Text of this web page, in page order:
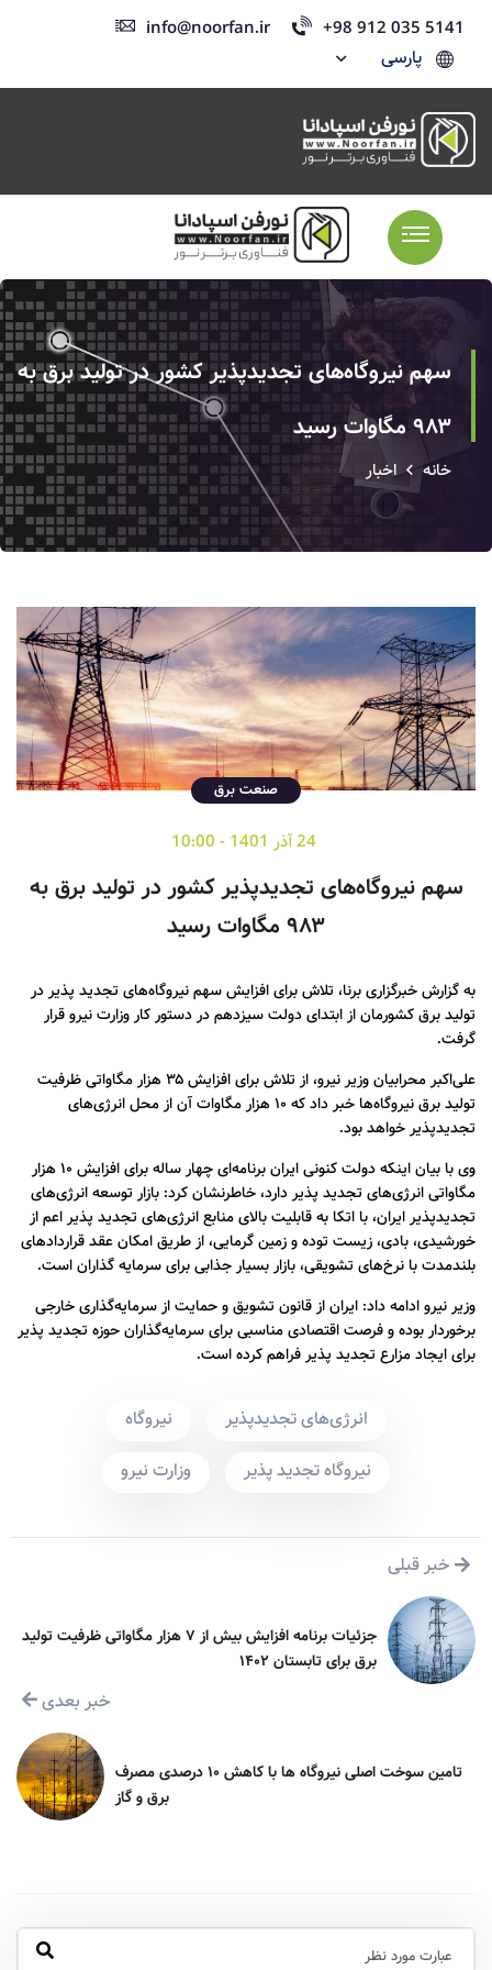
+98 912 035 5141
info@noorfan.ir
پارسی
سهم نیروگاه‌های تجدیدپذیر کشور در تولید برق به
۹۸۳ مگاوات رسید
خانه اخبار
صنعت برق
24 آذر 1401 - 10:00
سهم نیروگاه‌های تجدیدپذیر کشور در تولید برق به
۹۸۳ مگاوات رسید
به گزارش خبرگزاری برنا، تلاش برای افزایش سهم نیروگاه‌های تجدید پذیر در
تولید برق کشورمان از ابتدای دولت سیزدهم در دستور کار وزارت نیرو قرار
گرفت.
علی‌اکبر محرابیان وزیر نیرو، از تلاش برای افزایش ۳۵ هزار مگاواتی ظرفیت
تولید برق نیروگاه‌ها خبر داد که ۱۰ هزار مگاوات آن از محل انرژی‌های
تجدیدپذیر خواهد بود.
وی با بیان اینکه دولت کنونی ایران برنامه‌ای چهار ساله برای افزایش ۱۰ هزار
مگاواتی انرژی‌های تجدید پذیر دارد، خاطرنشان‌ کرد: بازار توسعه انرژی‌های
تجدیدپذیر ایران، با اتکا به قابلیت بالای منابع انرژی‌های تجدید پذیر اعم از
خورشیدی، بادی، زیست‌ توده و زمین گرمایی، از طریق امکان عقد قراردادهای
بلندمدت با نرخ‌های تشویقی، بازار بسیار جذابی برای سرمایه‌ گذاران است.
وزیر نیرو ادامه‌ داد: ایران از قانون تشویق و حمایت از سرمایه‌گذاری خارجی
برخوردار بوده و فرصت اقتصادی مناسبی برای سرمایه‌گذاران حوزه تجدید پذیر
برای ایجاد مزارع تجدید پذیر فراهم کرده است.
انرژی‌های تجدیدپذیر
نیروگاه
نیروگاه‌ تجدید پذیر
وزارت نیرو
خبر قبلی
جزئیات برنامه افزایش بیش از ۷ هزار مگاواتی ظرفیت تولید
برق برای تابستان ۱۴۰۲
خبر بعدی
تامین سوخت اصلی نیروگاه ها با کاهش ۱۰ درصدی مصرف
برق و گاز